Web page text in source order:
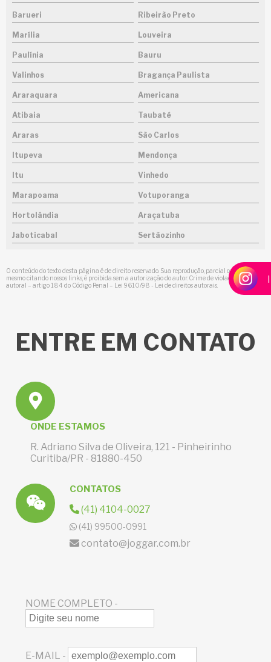
Barueri Ribeirão Preto
Marília Louveira
Paulínia Bauru
Valinhos Bragança Paulista
Araraquara Americana
Atibaia Taubaté
Araras São Carlos
Itupeva Mendonça
Itu Vinhedo
Marapoama Votuporanga
Hortolândia Araçatuba
Jaboticabal Sertãozinho
O conteúdo do texto desta página é de direito reservado. Sua reprodução, parcial ou total,
mesmo citando nossos links, é proibida sem a autorização do autor. Crime de violação de direito
autoral – artigo 184 do Código Penal – Lei 9610/98 - Lei de direitos autorais
ENTRE EM CONTATO
ONDE ESTAMOS
R. Adriano Silva de Oliveira, 121 - Pinheirinho
Curitiba/PR - 81880-450
CONTATOS
(41) 4104-0027
(41) 99500-0991
contato@joggar.com.br
NOME COMPLETO -
E-MAIL -